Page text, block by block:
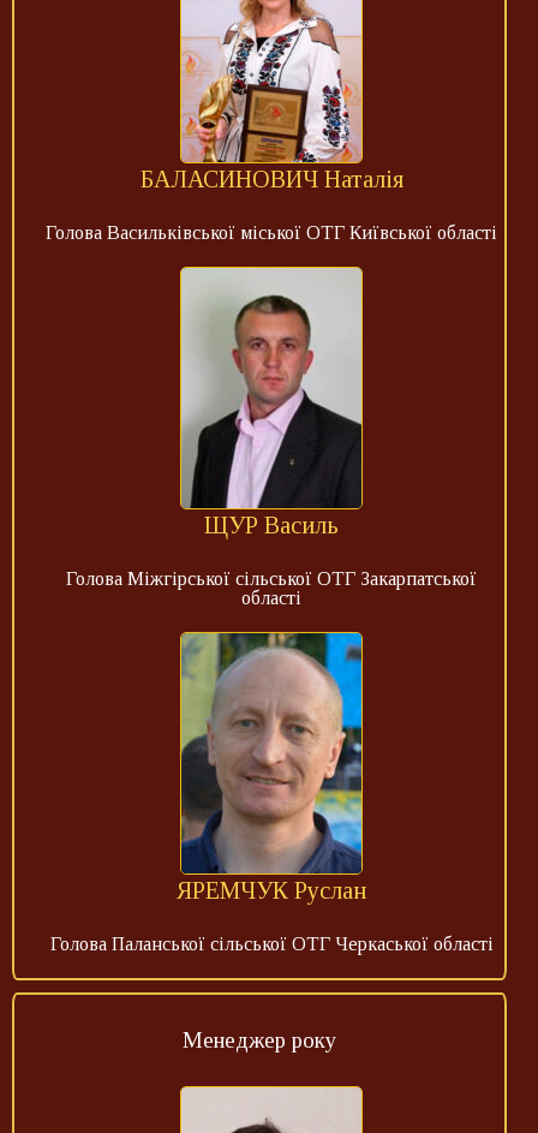
БАЛАСИНОВИЧ Наталія
Голова Васильківської міської ОТГ Київської області
ЩУР Василь
Голова Міжгірської сільської ОТГ Закарпатської
області
ЯРЕМЧУК Руслан
Голова Паланської сільської ОТГ Черкаської області
Менеджер року